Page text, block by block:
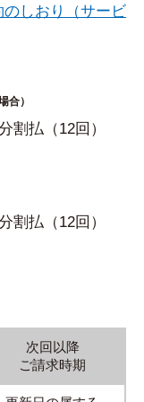
のしおり（サービ
合）
割払（12回）
割払（12回）
次回以降
ご請求時期